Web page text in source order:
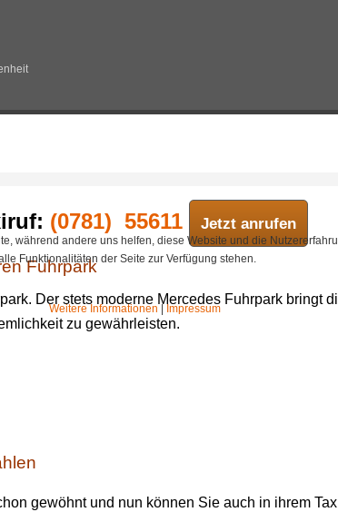
(0781) 55611 Jetzt anrufen
Fuhrpark
Der stets moderne Mercedes Fuhrpark bringt
zu gewährleisten.
gewöhnt und nun können Sie auch in ihrem
während andere uns helfen, diese Website und die
Funktionalitäten der Seite zur Verfügung stehen.
Weitere Informationen|Impressum